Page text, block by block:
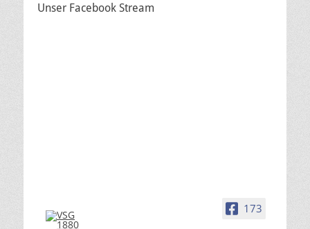
Unser Facebook Stream
173